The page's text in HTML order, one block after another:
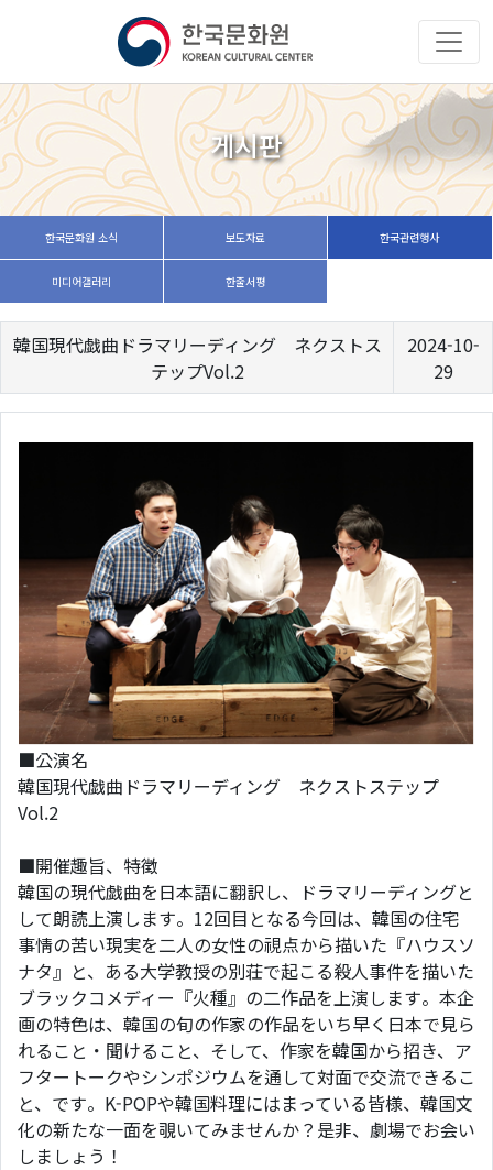
게시판
한국문화원 소식 보도자료 한국관련행사
미디어갤러리 한줄서평
韓国現代戯曲ドラマリーディング ネクストス
テップVol.2
2024-10-
29
■公演名
韓国現代戯曲ドラマリーディング ネクストステップ
Vol.2
■開催趣旨、特徴
韓国の現代戯曲を日本語に翻訳し、ドラマリーディングと
して朗読上演します。12回目となる今回は、韓国の住宅
事情の苦い現実を二人の女性の視点から描いた『ハウスソ
ナタ』と、ある大学教授の別荘で起こる殺人事件を描いた
ブラックコメディー『火種』の二作品を上演します。本企
画の特色は、韓国の旬の作家の作品をいち早く日本で見ら
れること・聞けること、そして、作家を韓国から招き、ア
フタートークやシンポジウムを通して対面で交流できるこ
と、です。K-POPや韓国料理にはまっている皆様、韓国文
化の新たな一面を覗いてみませんか？是非、劇場でお会い
しましょう！